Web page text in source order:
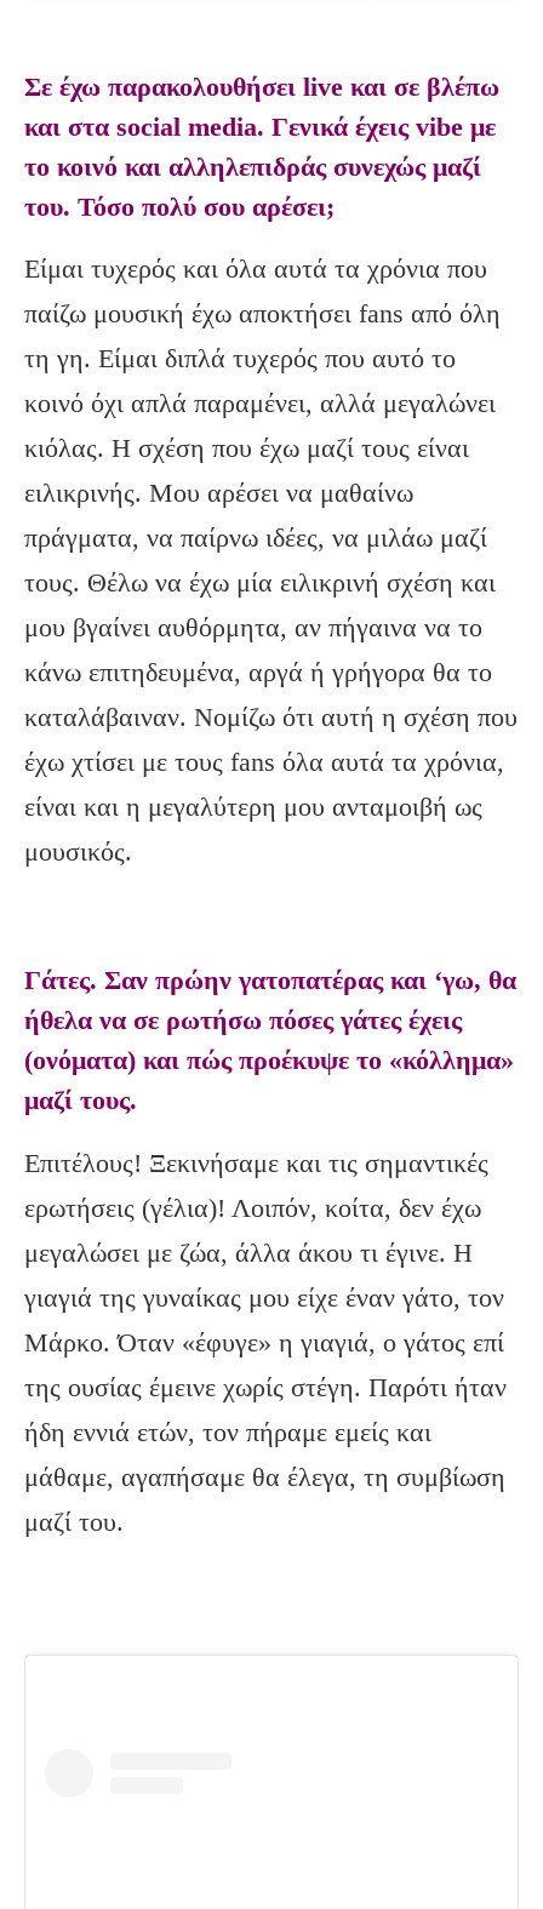
Σε έχω παρακολουθήσει live και σε βλέπω
και στα social media. Γενικά έχεις vibe με
το κοινό και αλληλεπιδράς συνεχώς μαζί
του. Τόσο πολύ σου αρέσει;
Είμαι τυχερός και όλα αυτά τα χρόνια που
παίζω μουσική έχω αποκτήσει fans από όλη
τη γη. Είμαι διπλά τυχερός που αυτό το
κοινό όχι απλά παραμένει, αλλά μεγαλώνει
κιόλας. Η σχέση που έχω μαζί τους είναι
ειλικρινής. Μου αρέσει να μαθαίνω
πράγματα, να παίρνω ιδέες, να μιλάω μαζί
τους. Θέλω να έχω μία ειλικρινή σχέση και
μου βγαίνει αυθόρμητα, αν πήγαινα να το
κάνω επιτηδευμένα, αργά ή γρήγορα θα το
καταλάβαιναν. Νομίζω ότι αυτή η σχέση που
έχω χτίσει με τους fans όλα αυτά τα χρόνια,
είναι και η μεγαλύτερη μου ανταμοιβή ως
μουσικός.
Γάτες. Σαν πρώην γατοπατέρας και ‘γω, θα
ήθελα να σε ρωτήσω πόσες γάτες έχεις
(ονόματα) και πώς προέκυψε το «κόλλημα»
μαζί τους.
Επιτέλους! Ξεκινήσαμε και τις σημαντικές
ερωτήσεις (γέλια)! Λοιπόν, κοίτα, δεν έχω
μεγαλώσει με ζώα, άλλα άκου τι έγινε. Η
γιαγιά της γυναίκας μου είχε έναν γάτο, τον
Μάρκο. Όταν «έφυγε» η γιαγιά, ο γάτος επί
της ουσίας έμεινε χωρίς στέγη. Παρότι ήταν
ήδη εννιά ετών, τον πήραμε εμείς και
μάθαμε, αγαπήσαμε θα έλεγα, τη συμβίωση
μαζί του.